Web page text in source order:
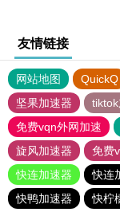
友情链接
网站地图 QuickQ
坚果加速器
免费vqn外网加速
旋风加速器
免费
快连加速器
快连
快鸭加速器
快柠